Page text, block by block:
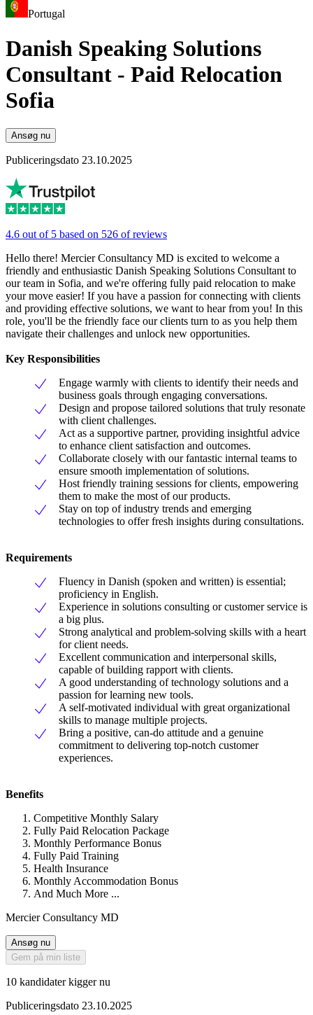
Portugal
Danish Speaking Solutions
Consultant - Paid Relocation
Sofia
Ansøg nu
Publiceringsdato 23.10.2025
4.6 out of 5 based on 526 of reviews
Hello there! Mercier Consultancy MD is excited to welcome a
friendly and enthusiastic Danish Speaking Solutions Consultant to
our team in Sofia, and we're offering fully paid relocation to make
your move easier! If you have a passion for connecting with clients
and providing effective solutions, we want to hear from you! In this
role, you'll be the friendly face our clients turn to as you help them
navigate their challenges and unlock new opportunities.
Key Responsibilities
Engage warmly with clients to identify their needs and
business goals through engaging conversations.
Design and propose tailored solutions that truly resonate
with client challenges.
Act as a supportive partner, providing insightful advice
to enhance client satisfaction and outcomes.
Collaborate closely with our fantastic internal teams to
ensure smooth implementation of solutions.
Host friendly training sessions for clients, empowering
them to make the most of our products.
Stay on top of industry trends and emerging
technologies to offer fresh insights during consultations.
Requirements
Fluency in Danish (spoken and written) is essential;
proficiency in English.
Experience in solutions consulting or customer service is
a big plus.
Strong analytical and problem-solving skills with a heart
for client needs.
Excellent communication and interpersonal skills,
capable of building rapport with clients.
A good understanding of technology solutions and a
passion for learning new tools.
A self-motivated individual with great organizational
skills to manage multiple projects.
Bring a positive, can-do attitude and a genuine
commitment to delivering top-notch customer
experiences.
Benefits
Competitive Monthly Salary
Fully Paid Relocation Package
Monthly Performance Bonus
Fully Paid Training
Health Insurance
Monthly Accommodation Bonus
And Much More ...
Mercier Consultancy MD
Ansøg nu
Gem på min liste
10 kandidater kigger nu
Publiceringsdato 23.10.2025